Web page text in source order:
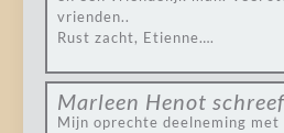
vrienden..
Rust zacht, Etienne….
Marleen Henot
Mijn oprechte deelneming